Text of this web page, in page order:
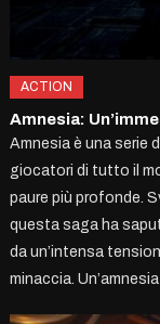
ACTION
Amnesia:
Amnesia è una serie
giocatori di tutto il
paure più profonde.
questa saga ha
da un’intensa
minaccia.